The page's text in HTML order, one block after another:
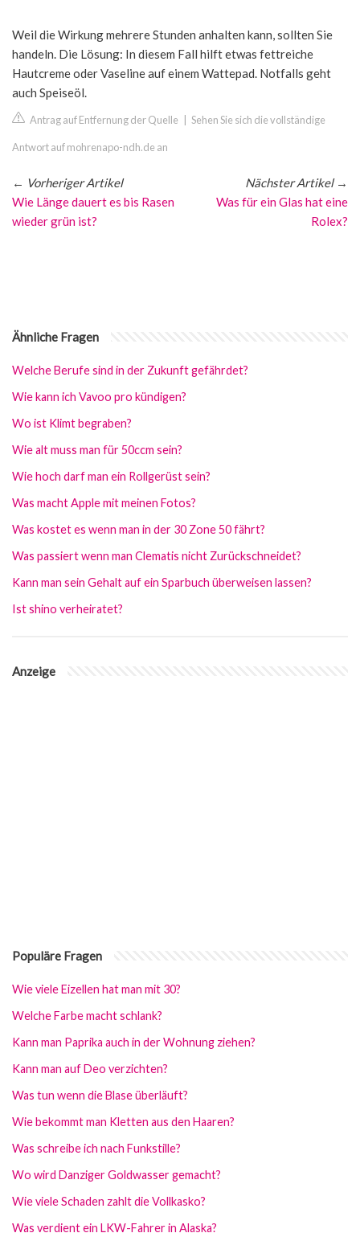
Weil die Wirkung mehrere Stunden anhalten kann, sollten Sie
handeln. Die Lösung: In diesem Fall hilft etwas fettreiche
Hautcreme oder Vaseline auf einem Wattepad. Notfalls geht
auch Speiseöl.
Antrag auf Entfernung der Quelle Sehen Sie sich die vollständige
Antwort auf mohrenapo-ndh.de an
← Vorheriger Artikel
Wie Länge dauert es bis Rasen
wieder grün ist?
Nächster Artikel→
Was für ein Glas hat eine
Rolex?
Ähnliche Fragen
Welche Berufe sind in der Zukunft gefährdet?
Wie kann ich Vavoo pro kündigen?
Wo ist Klimt begraben?
Wie alt muss man für 50ccm sein?
Wie hoch darf man ein Rollgerüst sein?
Was macht Apple mit meinen Fotos?
Was kostet es wenn man in der 30 Zone 50 fährt?
Was passiert wenn man Clematis nicht Zurückschneidet?
Kann man sein Gehalt auf ein Sparbuch überweisen lassen?
Ist shino verheiratet?
Anzeige
Populäre Fragen
Wie viele Eizellen hat man mit 30?
Welche Farbe macht schlank?
Kann man Paprika auch in der Wohnung ziehen?
Kann man auf Deo verzichten?
Was tun wenn die Blase überläuft?
Wie bekommt man Kletten aus den Haaren?
Was schreibe ich nach Funkstille?
Wo wird Danziger Goldwasser gemacht?
Wie viele Schaden zahlt die Vollkasko?
Was verdient ein LKW-Fahrer in Alaska?